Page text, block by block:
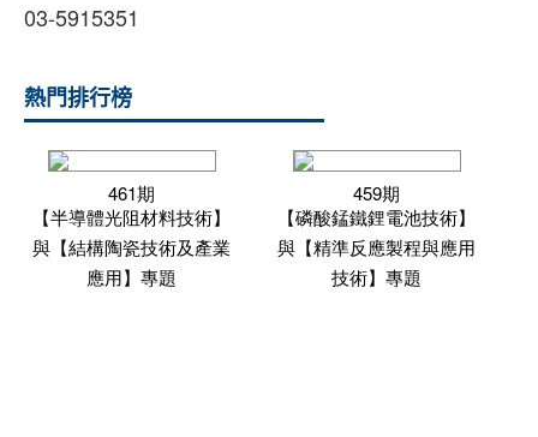
03-5915351
熱門排行榜
461期
【半導體光阻材料技術】
與【結構陶瓷技術及產業
應用】專題
459期
【磷酸錳鐵鋰電池技術】
與【精準反應製程與應用
技術】專題